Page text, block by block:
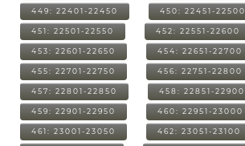
449: 22401-22450 450: 22451-22500
451: 22501-22550 452: 22551-22600
453: 22601-22650 454: 22651-22700
455: 22701-22750 456: 22751-22800
457: 22801-22850 458: 22851-22900
459: 22901-22950 460: 22951-23000
461: 23001-23050 462: 23051-23100